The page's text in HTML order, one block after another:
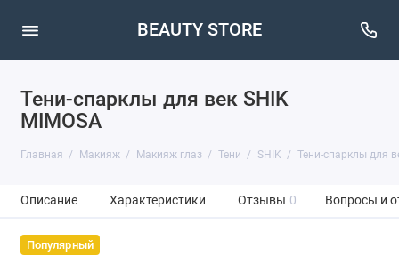
BEAUTY STORE
Тени-спарклы для век SHIK
MIMOSA
Главная Макияж Макияж глаз Тени SHIK Тени-спарклы для
Описание Характеристики Отзывы 0 Вопросы и
Популярный